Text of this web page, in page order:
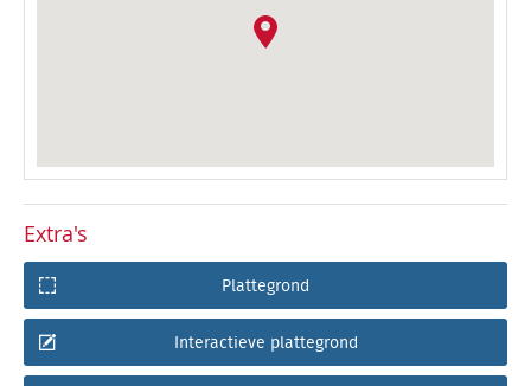
Extra's
Plattegrond
Interactieve plattegrond